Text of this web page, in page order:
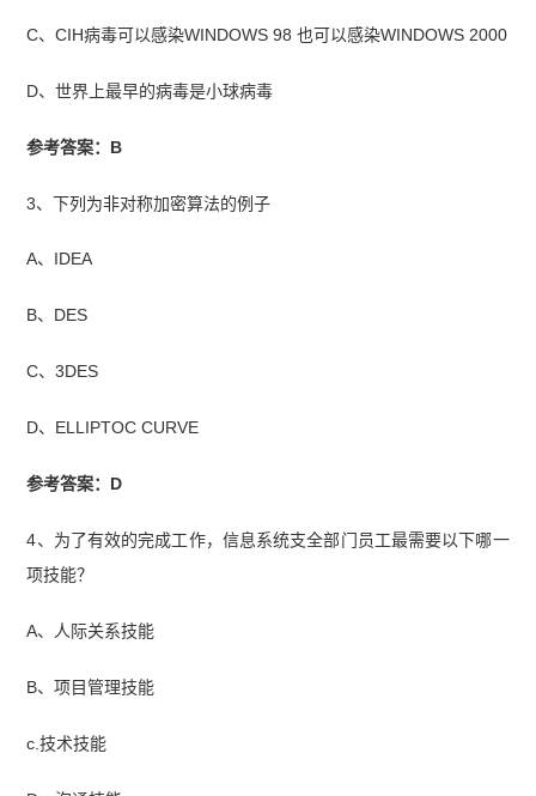
C、CIH病毒可以感染WINDOWS 98 也可以感染WINDOWS 2000
D、世界上最早的病毒是小球病毒
参考答案：B
3、下列为非对称加密算法的例子
A、IDEA
B、DES
C、3DES
D、ELLIPTOC CURVE
参考答案：D
4、为了有效的完成工作，信息系统支全部门员工最需要以下哪一
项技能？
A、人际关系技能
B、项目管理技能
c.技术技能